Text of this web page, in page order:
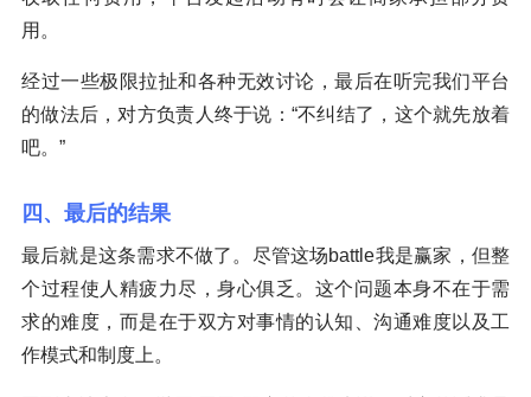
用。
经过一些极限拉扯和各种无效讨论，最后在听完我们平台
的做法后，对方负责人终于说：“不纠结了，这个就先放着
吧。”
四、最后的结果
最后就是这条需求不做了。尽管这场battle我是赢家，但整
个过程使人精疲力尽，身心俱乏。这个问题本身不在于需
求的难度，而是在于双方对事情的认知、沟通难度以及工
作模式和制度上。